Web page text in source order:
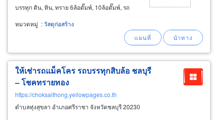
บรรทุก ดิน, หิน, ทราย 6ล้อดั๊มพ์, 10ล้อดั๊มพ์, รถ
หยาบ, ทรายหล่อ, ทรายละเอียด, ทรายกลาง, ทราย
ถม ภูเก็ต, ขายทรายหยาบสำหรับงานผสมปูนผสม
คอนกรีตงานเทพื้นงานก่ออิฐ
หมวดหมู่ :วัสดุก่อสร้าง
ให้เช่ารถแม็คโคร รถบรรทุกสิบล้อ ชลบุรี
– โชคทรายทอง
https://choksaithong.yellowpages.co.th
ตำบลทุ่งสุขลา อำเภอศรีราชา จังหวัดชลบุรี 20230